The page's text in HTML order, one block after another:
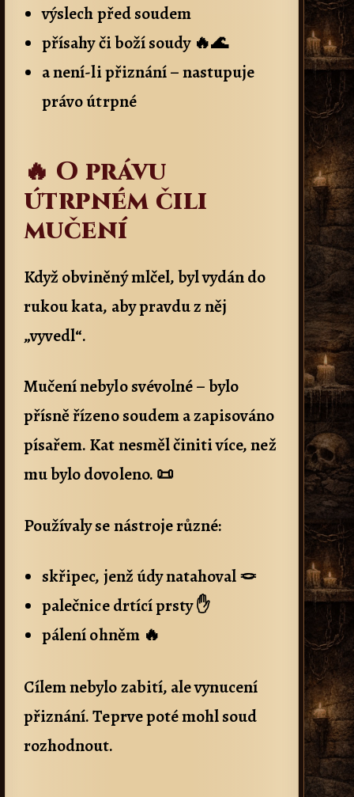
výslech před soudem
přísahy či boží soudy 🔥🌊
a není-li přiznání – nastupuje
právo útrpné
🔥 O právu
útrpném čili
mučení
Když obviněný mlčel, byl vydán do
rukou kata, aby pravdu z něj
„vyvedl“.
Mučení nebylo svévolné – bylo
přísně řízeno soudem a zapisováno
písařem. Kat nesměl činiti více, než
mu bylo dovoleno. 📜
Používaly se nástroje různé:
skřipec, jenž údy natahoval 🪢
palečnice drtící prsty ✋
pálení ohněm 🔥
Cílem nebylo zabití, ale vynucení
přiznání. Teprve poté mohl soud
rozhodnout.